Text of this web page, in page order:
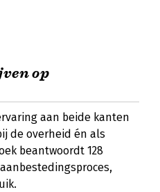
op
aan beide kanten
de overheid én als
beantwoordt 128